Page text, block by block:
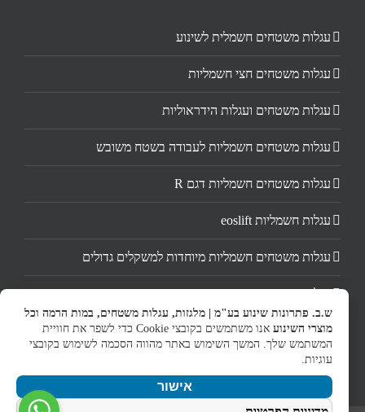
עגלות משטחים חשמלית לשינוע
עגלות משטחים חצי חשמליות
עגלות משטחים ועגלות הידראוליות
עגלות משטחים חשמליות לעבודה בשטח משובש
עגלות משטחים חשמליות דגם R
עגלות חשמליות eoslift
עגלות משטחים חשמליות מיוחדות למשקלים גדולים
עגלות משטחים משופצות
תיקון ושיפוץ עגלת משטחים
ש.ב. פתרונות שינוע בע"מ | מלגזות, עגלות משטחים, במות הרמה וכל
מוצרי השינוע
אנו משתמשים בקובצי Cookie כדי לשפר את חוויית
המשתמש שלך. המשך השימוש באתר מהווה הסכמה לשימוש בקובצי
עוגיות.
אישור